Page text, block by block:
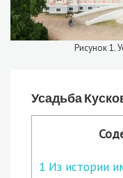
Рисунок 1.
Усадьба
1 Из истории